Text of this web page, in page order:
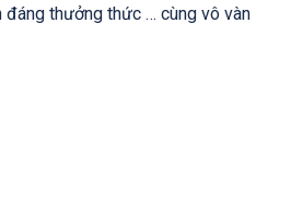
đáng thưởng thức … cùng vô vàn